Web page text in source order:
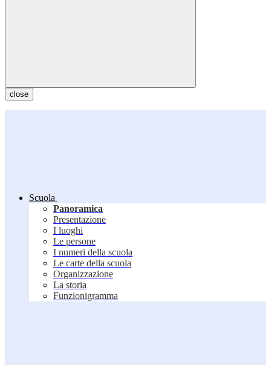
close
Scuola
Panoramica
Presentazione
I luoghi
Le persone
I numeri della scuola
Le carte della scuola
Organizzazione
La storia
Funzionigramma